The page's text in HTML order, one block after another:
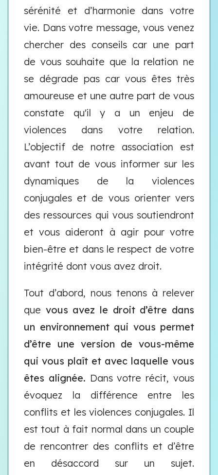
sérénité et d’harmonie dans votre
vie. Dans votre message, vous venez
chercher des conseils car une part
de vous souhaite que la relation ne
se dégrade pas car vous êtes très
amoureuse et une autre part de vous
constate qu'il y a un enjeu de
violences dans votre relation.
L’objectif de notre association est
avant tout de vous informer sur les
dynamiques de la violences
conjugales et de vous orienter vers
des ressources qui vous soutiendront
et vous aideront à agir pour votre
bien-être et dans le respect de votre
intégrité dont vous avez droit.
Tout d’abord, nous tenons à relever
que vous avez le droit d’être dans
un environnement qui vous permet
d’être une version de vous-même
qui vous plaît et avec laquelle vous
êtes alignée. Dans votre récit, vous
évoquez la différence entre les
conflits et les violences conjugales. Il
est tout à fait normal dans un couple
de rencontrer des conflits et d’être
en désaccord sur un sujet.